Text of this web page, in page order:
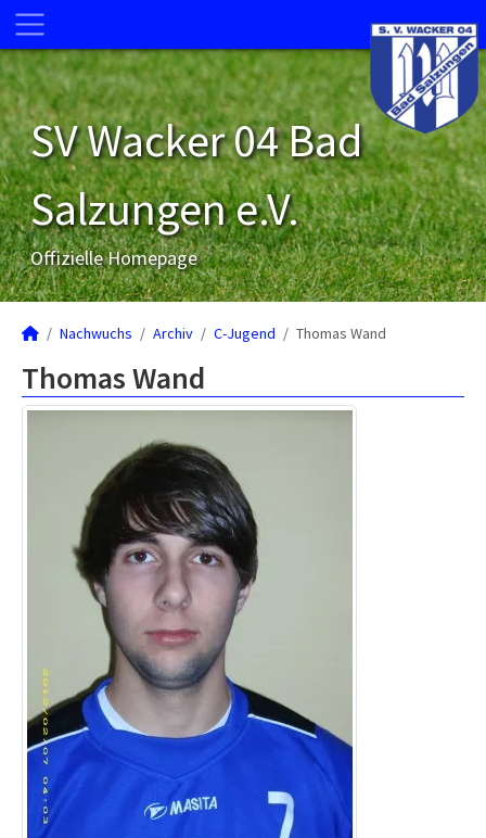
SV Wacker 04 Bad
Salzungen e.V.
Offizielle Homepage
Nachwuchs Archiv C-Jugend Thomas Wand
Thomas Wand